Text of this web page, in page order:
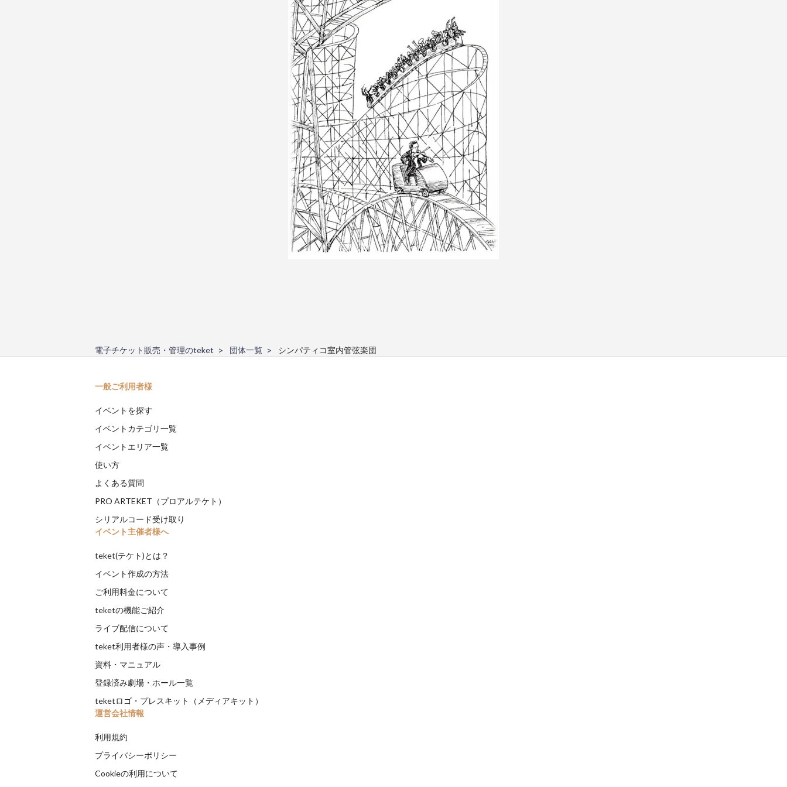
電子チケット販売・管理のteket 団体一覧 シンパティコ室内管弦楽団
一般ご利用者様
イベントを探す
イベントカテゴリ一覧
イベントエリア一覧
使い方
よくある質問
PRO ARTEKET（プロアルテケト）
シリアルコード受け取り
イベント主催者様へ
teket(テケト)とは？
イベント作成の方法
ご利用料金について
teketの機能ご紹介
ライブ配信について
teket利用者様の声・導入事例
資料・マニュアル
登録済み劇場・ホール一覧
teketロゴ・プレスキット（メディアキット）
運営会社情報
利用規約
プライバシーポリシー
Cookieの利用について